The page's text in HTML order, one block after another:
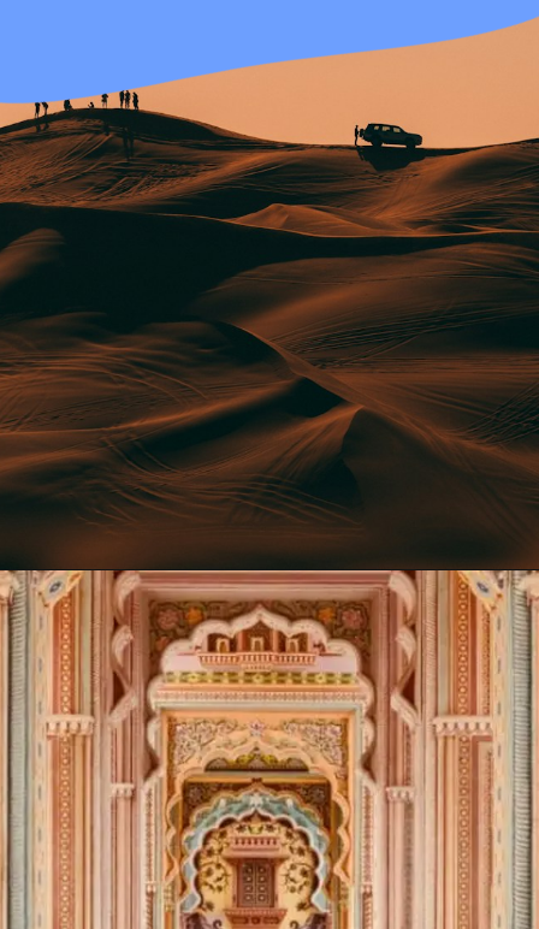
Opening https://www.irshadvanwad.com/2022/11/bahlools-advice.html